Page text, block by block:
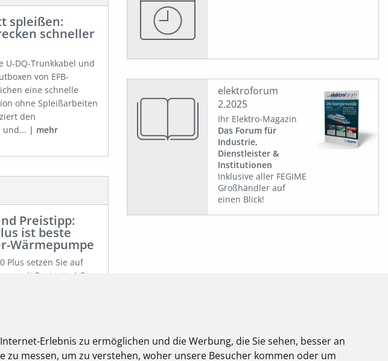
Erlebnis zu ermöglichen und die Werbung, die Sie sehen, besser an
messen, um zu verstehen, woher unsere Besucher kommen oder um
spleißen:
schneller
U-DQ-Trunkkabel und
von EFB-
eine schnelle
ohne Spleißarbeiten
den
und...
mehr
Preistipp:
ist beste
Wärmepumpe
Plus setzen Sie auf
mit Bestnote 1,5,
elektroforum
2.2025
Ihr Elektro-Magazin
Das Forum für
Industrie,
Dienstleister &
Institutionen
Inklusive aller FEGIME
Großhändler auf
einen Blick!